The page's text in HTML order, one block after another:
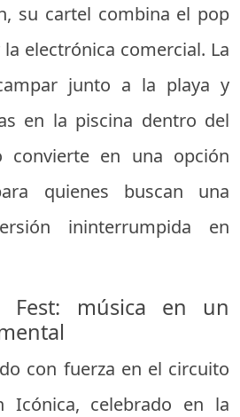
su cartel combina el pop
electrónica comercial. La
junto a la playa y
en la piscina dentro del
convierte en una opción
quienes buscan una
ininterrumpida en
Fest: música en un
con fuerza en el circuito
Icónica, celebrado en la